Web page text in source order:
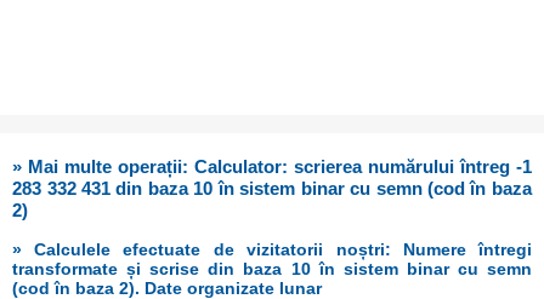
» Mai multe operații: Calculator: scrierea numărului întreg -1
283 332 431 din baza 10 în sistem binar cu semn (cod în baza
2)
» Calculele efectuate de vizitatorii noștri: Numere întregi
transformate și scrise din baza 10 în sistem binar cu semn
(cod în baza 2). Date organizate lunar